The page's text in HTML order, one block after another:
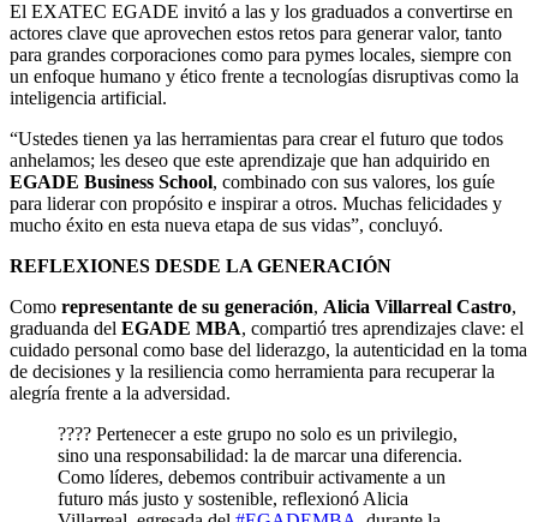
El EXATEC EGADE invitó a las y los graduados a convertirse en
actores clave que aprovechen estos retos para generar valor, tanto
para grandes corporaciones como para pymes locales, siempre con
un enfoque humano y ético frente a tecnologías disruptivas como la
inteligencia artificial.
“Ustedes tienen ya las herramientas para crear el futuro que todos
anhelamos; les deseo que este aprendizaje que han adquirido en
EGADE Business School, combinado con sus valores, los guíe
para liderar con propósito e inspirar a otros. Muchas felicidades y
mucho éxito en esta nueva etapa de sus vidas”, concluyó.
REFLEXIONES DESDE LA GENERACIÓN
Como representante de su generación, Alicia Villarreal Castro,
graduanda del EGADE MBA, compartió tres aprendizajes clave: el
cuidado personal como base del liderazgo, la autenticidad en la toma
de decisiones y la resiliencia como herramienta para recuperar la
alegría frente a la adversidad.
???? Pertenecer a este grupo no solo es un privilegio,
sino una responsabilidad: la de marcar una diferencia.
Como líderes, debemos contribuir activamente a un
futuro más justo y sostenible, reflexionó Alicia